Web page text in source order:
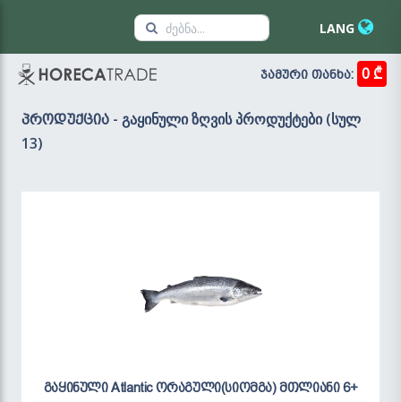
LANG
ჯამური თანხა: 0 ₾
პროდუქცია - გაყინული ზღვის პროდუქტები (სულ
13)
გაყინული Atlantic ორაგული(სიომგა) მთლიანი 6+